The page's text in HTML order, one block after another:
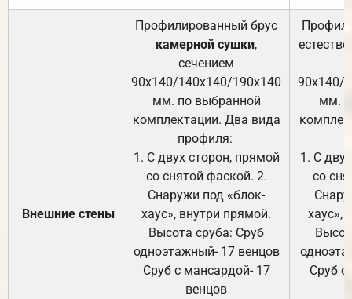
Внешние стены
Профилированный брус
камерной сушки,
сечением
90х140/140х140/190х140
мм. по выбранной
комплектации. Два вида
профиля:
1. С двух сторон, прямой
со снятой фаской. 2.
Снаружи под «блок-
хаус», внутри прямой.
Высота сруба: Сруб
одноэтажный- 17 венцов
Сруб с мансардой- 17
венцов
90х140/
мм.
1. С
со
хаус»,
Сруб с